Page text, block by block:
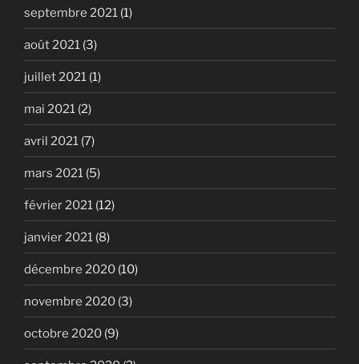
septembre 2021 (1)
août 2021 (3)
juillet 2021 (1)
mai 2021 (2)
avril 2021 (7)
mars 2021 (5)
février 2021 (12)
janvier 2021 (8)
décembre 2020 (10)
novembre 2020 (3)
octobre 2020 (9)